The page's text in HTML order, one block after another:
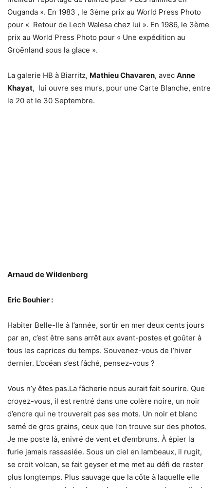
Ouganda ». En 1983 , le 3ème prix au World Press Photo
pour « Retour de Lech Walesa chez lui ». En 1986, le 3ème
prix au World Press Photo pour « Une expédition au
Groënland sous la glace ».
La galerie HB à Biarritz, Mathieu Chavaren, avec Anne
Khayat, lui ouvre ses murs, pour une Carte Blanche, entre
le 20 et le 30 Septembre.
Arnaud de Wildenberg
Eric Bouhier :
Habiter Belle-Ile à l’année, sortir en mer deux cents jours
par an, c’est être sans arrêt aux avant-postes et goûter à
tous les caprices du temps. Souvenez-vous de l’hiver
dernier. L’océan s’est fâché, pensez-vous ?
Vous n’y êtes pas.La fâcherie nous aurait fait sourire. Que
croyez-vous, il est rentré dans une colère noire, un noir
d’encre qui ne trouverait pas ses mots. Un noir et blanc
semé de gros grains, ceux que l’on trouve sur des photos.
Je me poste là, enivré de vent et d’embruns. À épier la
furie jamais rassasiée. Sous un ciel en lambeaux, il rugit,
se croit volcan, se fait geyser et me met au défi de rester
plus longtemps. Plus sauvage que la côte à laquelle elle